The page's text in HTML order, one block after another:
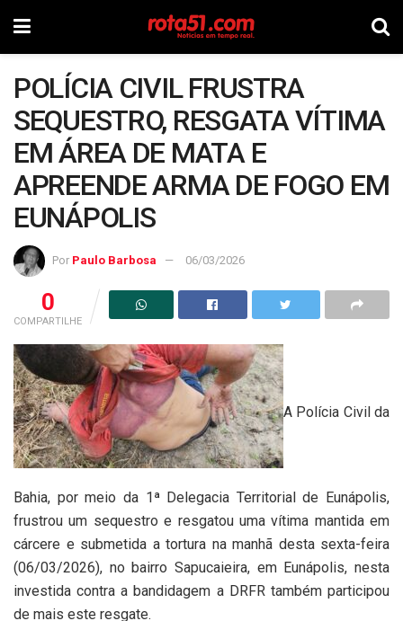
POLÍCIA CIVIL FRUSTRA
SEQUESTRO, RESGATA VÍTIMA
EM ÁREA DE MATA E
APREENDE ARMA DE FOGO EM
EUNÁPOLIS
Por Paulo Barbosa 06/03/2026
0
COMPARTILHE
A Polícia Civil da
Bahia, por meio da 1ª Delegacia Territorial de Eunápolis,
frustrou um sequestro e resgatou uma vítima mantida em
cárcere e submetida a tortura na manhã desta sexta-feira
(06/03/2026), no bairro Sapucaieira, em Eunápolis, nesta
investida contra a bandidagem a DRFR também participou
de mais este resgate.